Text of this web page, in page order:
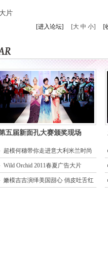
片
[进入论坛] [大 中 小] [
五届新面孔大赛颁奖现场
超模何穗带你走进意大利米兰时尚
头
Wild Orchid 2011春夏广告大片
嫩模吉吉演绎美国甜心 俏皮吐舌红